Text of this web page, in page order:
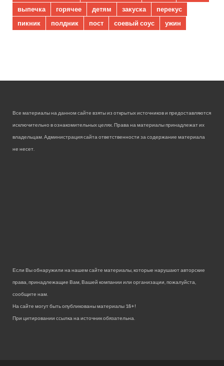
выпечка
горячее детям закуска
перекус
пикник
полдник пост соевый соус ужин
Все материалы на данном сайте взяты из открытых источников и предоставляются
исключительно в ознакомительных целях. Права на материалы принадлежат их
владельцам. Администрация сайта ответственности за содержание материала
не несет.
Если Вы обнаружили на нашем сайте материалы, которые нарушают авторские
права, принадлежащие Вам, Вашей компании или организации, пожалуйста,
сообщите нам.
На сайте могут быть опубликованы материалы 18+!
При цитировании ссылка на источник обязательна.